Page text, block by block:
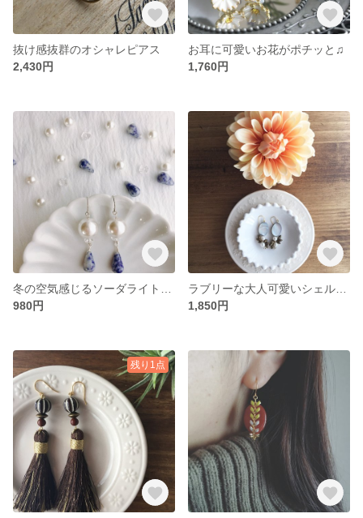
抜け感抜群のオシャレピアス
2,430円
お耳に可愛いお花がポチッと♫
1,760円
980円
1,850円
残り1点